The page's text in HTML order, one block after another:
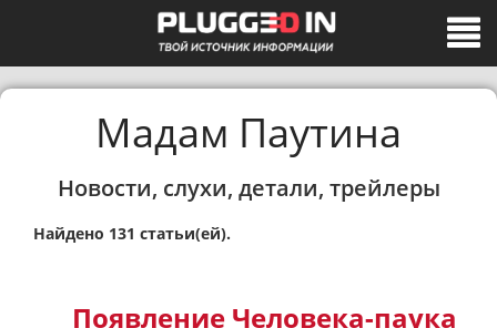
Мадам Паутина
Новости, слухи, детали, трейлеры
Найдено 131 статьи(ей).
Появление Человека-паука